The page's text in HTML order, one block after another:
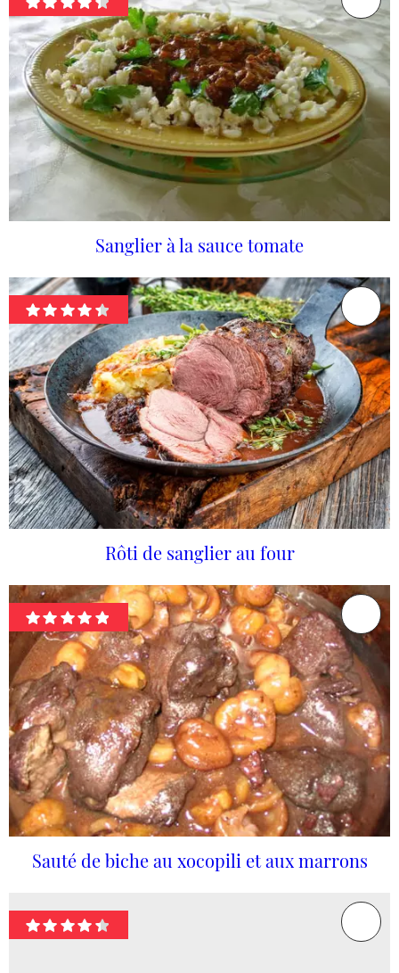
Sanglier à la sauce tomate
Rôti de sanglier au four
Sauté de biche au xocopili et aux marrons